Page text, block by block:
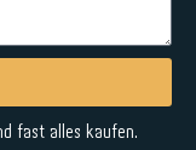
fast alles kaufen.